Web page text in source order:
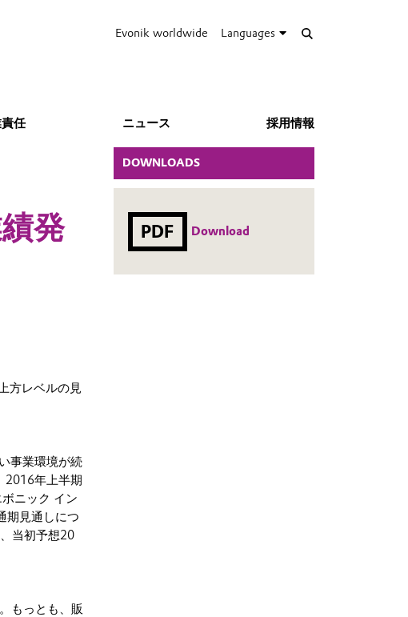
Evonik worldwide Languages
任 ニュース 採用情報
DOWNLOADS
PDF Download
発
方レベルの見
事業環境が続
2016年上半期
ニック イン
期見通しにつ
当初予想20
もっとも、販